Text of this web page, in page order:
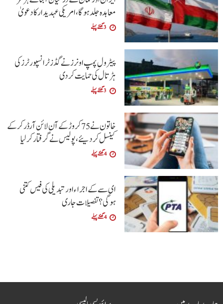
معاہدہ جلد ہوگا،امریکی عہدیدار کا دعویٰ
3 گھنٹے پہلے
پیٹرول پمپ اونرز نے گڈز ٹرانسپورٹرز کی
ہڑتال کی حمایت کردی
3 گھنٹے پہلے
خاتون نے 75 کروڑ کے آن لائن آرڈر کرکے
کینسل کردیئے،پولیس نے گرفتار کرلیا
4 گھنٹے پہلے
ای سے کے اجراءاور تبدیلی کی فیس کتنی
ہوگی؟تفصیلات جاری
4 گھنٹے پہلے